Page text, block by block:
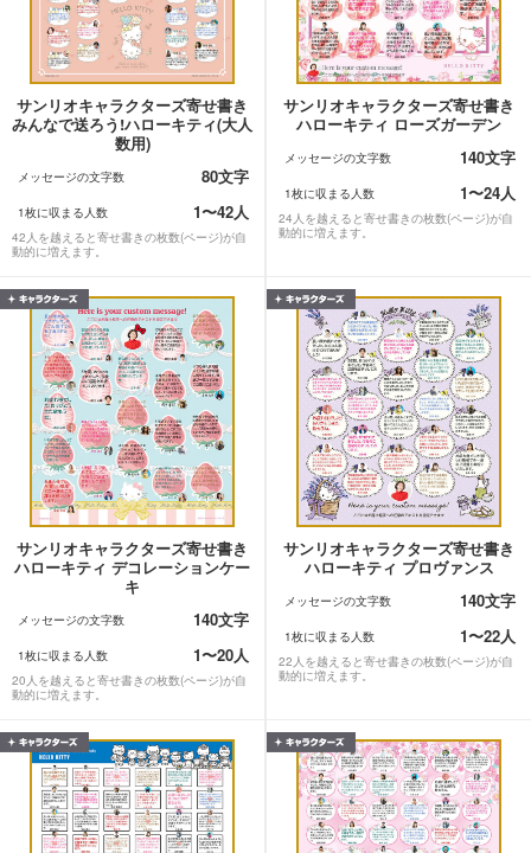
サンリオキャラクターズ寄せ書き
みんなで送ろう!ハローキティ(大人
数用)
メッセージの文字数 80文字
1枚に収まる人数 1〜42人
42人を越えると寄せ書きの枚数(ページ)が自
動的に増えます。
サンリオキャラクターズ寄せ書き
ハローキティ ローズガーデン
メッセージの文字数 140文字
1枚に収まる人数 1〜24人
24人を越えると寄せ書きの枚数(ページ)が自
動的に増えます。
サンリオキャラクターズ寄せ書き
ハローキティ デコレーションケー
キ
メッセージの文字数 140文字
1枚に収まる人数 1〜20人
20人を越えると寄せ書きの枚数(ページ)が自
動的に増えます。
サンリオキャラクターズ寄せ書き
ハローキティ プロヴァンス
メッセージの文字数 140文字
1枚に収まる人数 1〜22人
22人を越えると寄せ書きの枚数(ページ)が自
動的に増えます。